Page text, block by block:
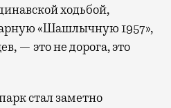
ходьбой,
«Шашлычную 1957»,
— это не дорога, это
стал заметно